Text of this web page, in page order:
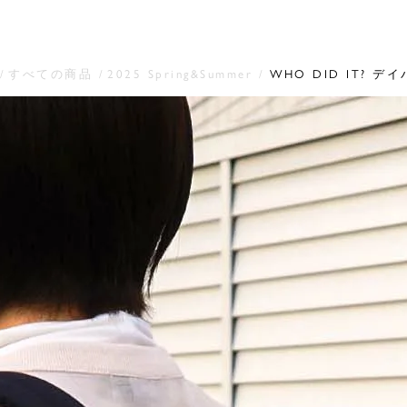
すべての商品 2025 Spring&Summer WHO DID IT? デイ